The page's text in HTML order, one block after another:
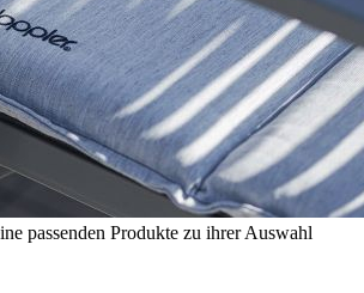
passenden Produkte zu ihrer Auswahl